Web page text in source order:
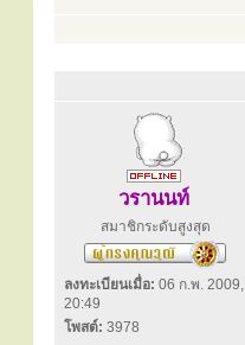
วรานนท์
สมาชิกระดับสูงสุด
ลงทะเบียนเมื่อ: 06 ก.พ. 2009,
20:49
โพสต์: 3978